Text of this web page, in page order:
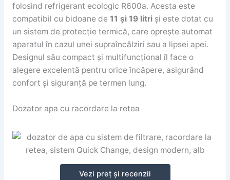
folosind refrigerant ecologic R600a. Acesta este
compatibil cu bidoane de 11 și 19 litri și este dotat cu
un sistem de protecție termică, care oprește automat
aparatul în cazul unei supraîncălziri sau a lipsei apei.
Designul său compact și multifuncțional îl face o
alegere excelentă pentru orice încăpere, asigurând
confort și siguranță pe termen lung.
Dozator apa cu racordare la retea
Vezi preț și recenzii